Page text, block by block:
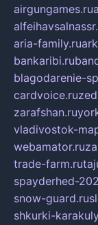
airgungames.ru
aria-family.ru
bankaribi.ru
blagodarenie-
cardvoice.ru
zarafshan.ru
vladivostok-
webamator.ru
trade-farm.ru
spayderhed-
snow-guard.ru
shkurki-